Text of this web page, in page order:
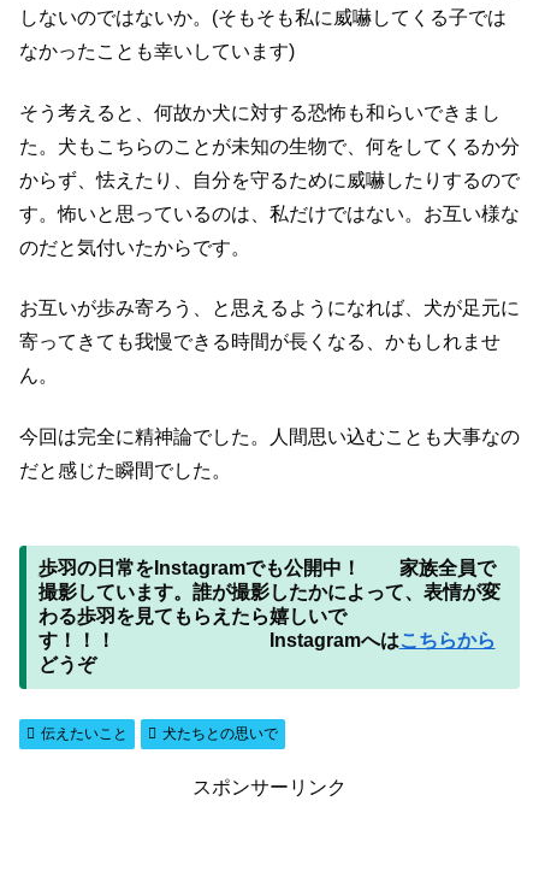
しないのではないか。(そもそも私に威嚇してくる子では
なかったことも幸いしています)
そう考えると、何故か犬に対する恐怖も和らいできまし
た。犬もこちらのことが未知の生物で、何をしてくるか分
からず、怯えたり、自分を守るために威嚇したりするので
す。怖いと思っているのは、私だけではない。お互い様な
のだと気付いたからです。
お互いが歩み寄ろう、と思えるようになれば、犬が足元に
寄ってきても我慢できる時間が長くなる、かもしれませ
ん。
今回は完全に精神論でした。人間思い込むことも大事なの
だと感じた瞬間でした。
歩羽の日常をInstagramでも公開中！ 家族全員で
撮影しています。誰が撮影したかによって、表情が変
わる歩羽を見てもらえたら嬉しいで
す！！！ Instagramへはこちらから
どうぞ
伝えたいこと 犬たちとの思いで
スポンサーリンク